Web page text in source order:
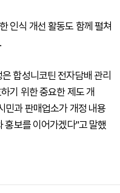
인식 개선 활동도 함께 펼쳐
합성니코틴 전자담배 관리
기 위한 중요한 제도 개
민과 판매업소가 개정 내용
홍보를 이어가겠다"고 말했